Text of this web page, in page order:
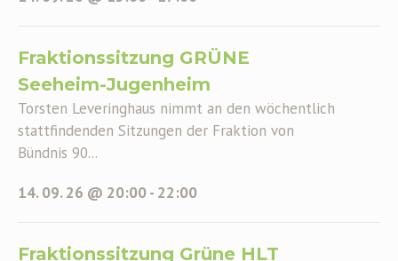
Fraktionssitzung GRÜNE
Seeheim-Jugenheim
Torsten Leveringhaus nimmt an den wöchentlich
stattfindenden Sitzungen der Fraktion von
Bündnis 90...
14. 09. 26 @ 20:00- 22:00
Fraktionssitzung Grüne HLT